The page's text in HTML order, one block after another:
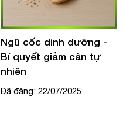
Ngũ cốc dinh dưỡng -
Bí quyết giảm cân tự
nhiên
Đã đăng: 22/07/2025